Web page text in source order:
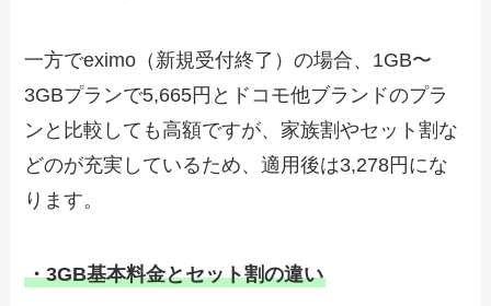
一方でeximo（新規受付終了）の場合、1GB〜
3GBプランで5,665円とドコモ他ブランドのプラ
ンと比較しても高額ですが、家族割やセット割な
どのが充実しているため、適用後は3,278円にな
ります。
・3GB基本料金とセット割の違い